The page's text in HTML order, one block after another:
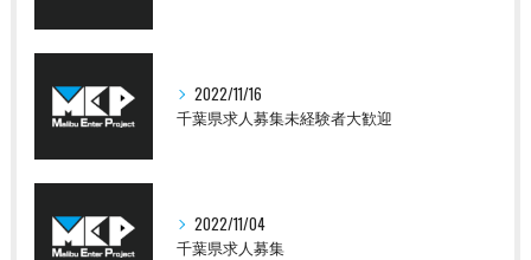
2022/11/16
千葉県求人募集未経験者大歓迎
2022/11/04
千葉県求人募集